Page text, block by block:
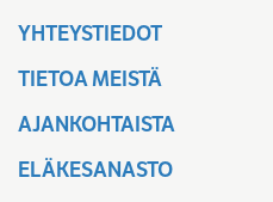
YHTEYSTIEDOT
TIETOA MEISTÄ
AJANKOHTAISTA
ELÄKESANASTO